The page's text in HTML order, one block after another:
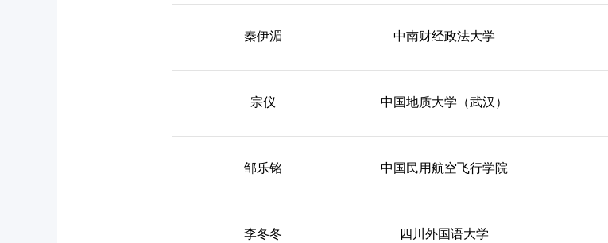
秦伊湄 中南财经政法大学
宗仪 中国地质大学（武汉）
邹乐铭 中国民用航空飞行学院
李冬冬 四川外国语大学